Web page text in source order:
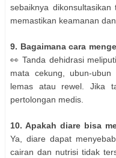
sebaiknya
memastikan keamanan
9. Bagaimana cara
👀 Tanda dehidrasi
mata cekung, ubun-
lemas atau rewel. Jika
pertolongan medis.
10. Apakah diare bisa
Ya, diare dapat
cairan dan nutrisi tidak